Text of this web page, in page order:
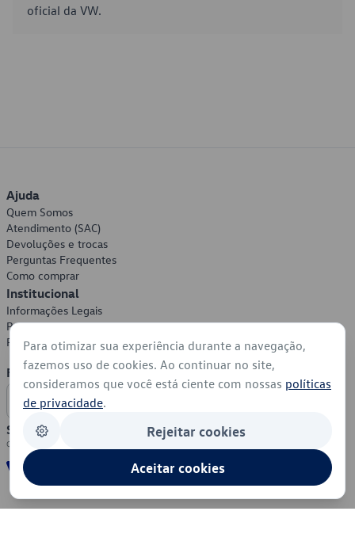
oficial da VW.
Ajuda
Quem Somos
Atendimento (SAC)
Devoluções e trocas
Perguntas Frequentes
Como comprar
Institucional
Informações Legais
Política de Privacidade
Política de Cookies
Formas de Pagamento
Segurança
Para otimizar sua experiência durante a navegação,
fazemos uso de cookies. Ao continuar no site,
consideramos que você está ciente com nossas políticas
de privacidade.
Rejeitar cookies
Aceitar cookies